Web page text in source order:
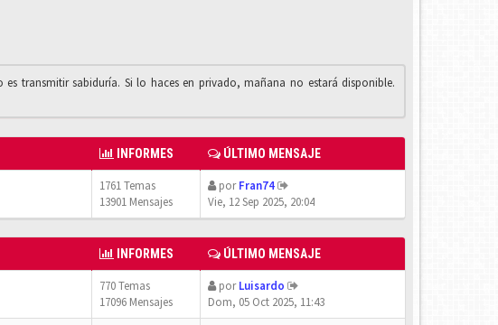
es transmitir sabiduría. Si lo haces en privado, mañana no estará disponible.
INFORMES ÚLTIMO MENSAJE
1761 Temas
13901 Mensajes
porFran74
Vie, 12 Sep 2025, 20:04
INFORMES ÚLTIMO MENSAJE
770 Temas
17096 Mensajes
porLuisardo
Dom, 05 Oct 2025, 11:43